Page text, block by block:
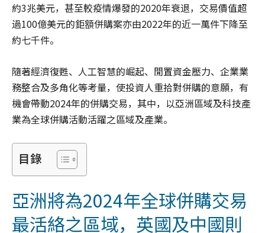
約3兆美元，甚至較疫情爆發的2020年衰退，交易價值超
過100億美元的鉅額併購案亦由2022年的近一萬件下降至
約七千件。
隨著經濟復甦、人工智慧的崛起、閒置資金壓力、企業業
務整合及多角化等考量，使投資人重拾對併購的意願，有
機會帶動2024年的併購交易，其中，以亞洲區域及科技產
業為全球併購活動活躍之區域及產業。
目錄
亞洲將為2024年全球併購交易
最活絡之區域，英國及中國則